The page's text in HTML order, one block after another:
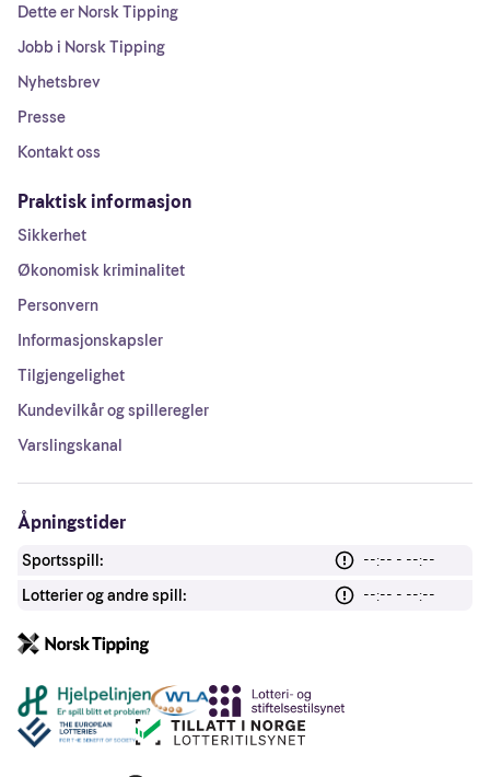
Dette er Norsk Tipping
Jobb i Norsk Tipping
Nyhetsbrev
Presse
Kontakt oss
Praktisk informasjon
Sikkerhet
Økonomisk kriminalitet
Personvern
Informasjonskapsler
Tilgjengelighet
Kundevilkår og spilleregler
Varslingskanal
Åpningstider
Sportsspill:
--:-- - --:--
Lotterier og andre spill:
--:-- - --:--
Andre lenker